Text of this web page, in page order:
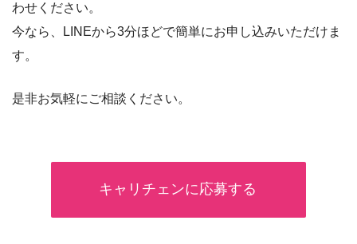
わせください。
今なら、LINEから3分ほどで簡単にお申し込みいただけま
す。
是非お気軽にご相談ください。
キャリチェンに応募する